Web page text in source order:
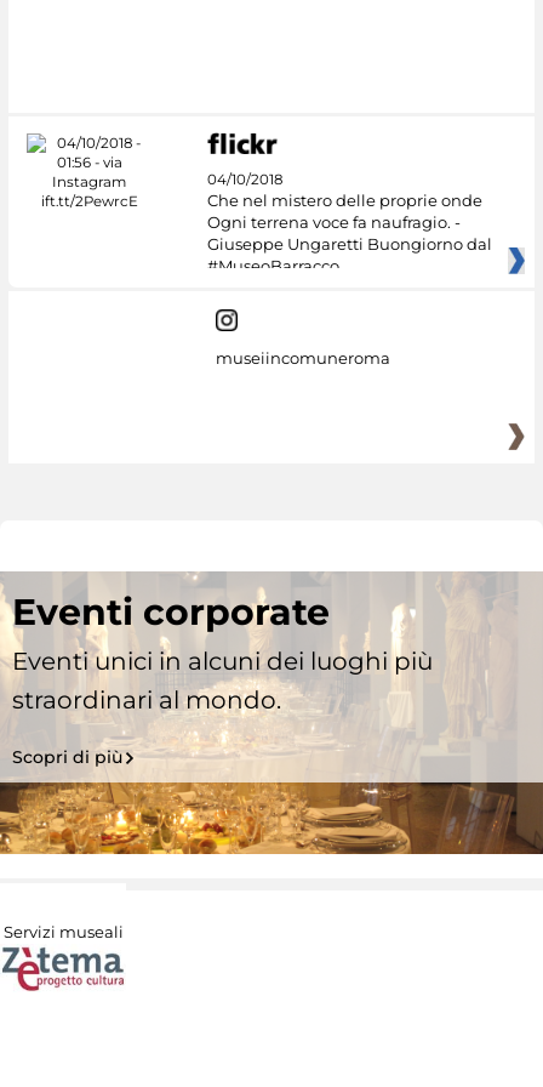
04/10/2018
Che nel mistero delle proprie onde
Ogni terrena voce fa naufragio. -
Giuseppe Ungaretti Buongiorno dal
#MuseoBarracco
museiincomuneroma
Eventi corporate
Eventi unici in alcuni dei luoghi più
straordinari al mondo.
Scopri di più
Servizi museali